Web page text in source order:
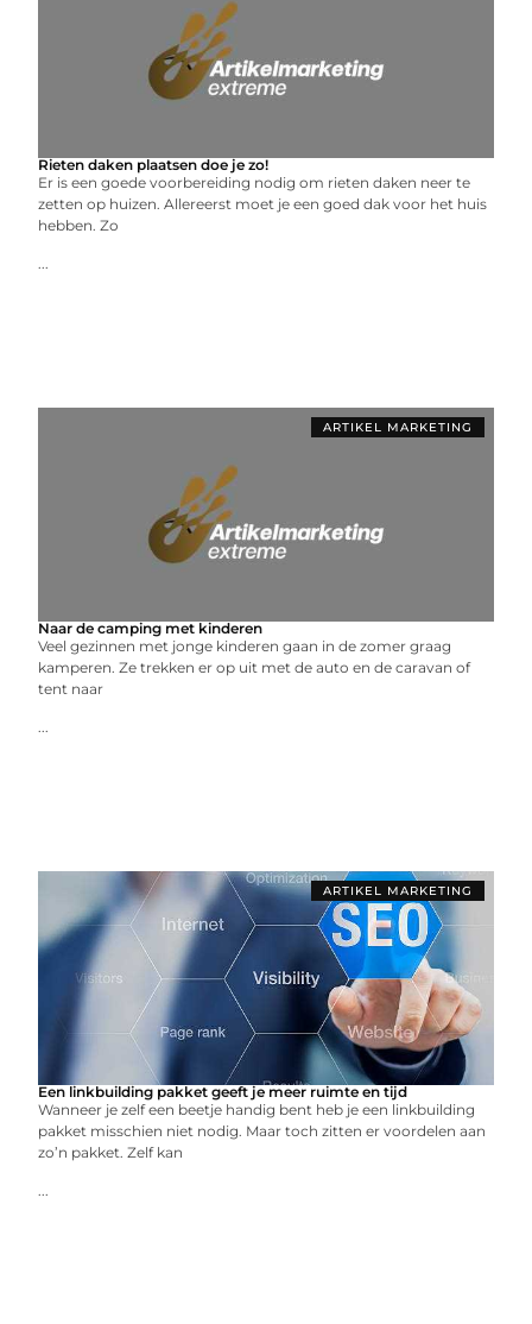
Rieten daken plaatsen doe je zo!
Er is een goede voorbereiding nodig om rieten daken neer te
zetten op huizen. Allereerst moet je een goed dak voor het huis
hebben. Zo
...
ARTIKEL MARKETING
Naar de camping met kinderen
Veel gezinnen met jonge kinderen gaan in de zomer graag
kamperen. Ze trekken er op uit met de auto en de caravan of
tent naar
...
ARTIKEL MARKETING
Een linkbuilding pakket geeft je meer ruimte en tijd
Wanneer je zelf een beetje handig bent heb je een linkbuilding
pakket misschien niet nodig. Maar toch zitten er voordelen aan
zo’n pakket. Zelf kan
...